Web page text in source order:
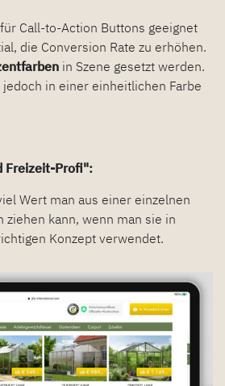
Call-to-Action Buttons geeignet
die Conversion Rate zu erhöhen.
in Szene gesetzt werden.
in einer einheitlichen Farbe
Freizeit-Profi":
Wert man aus einer einzelnen
ziehen kann, wenn man sie in
Konzept verwendet.